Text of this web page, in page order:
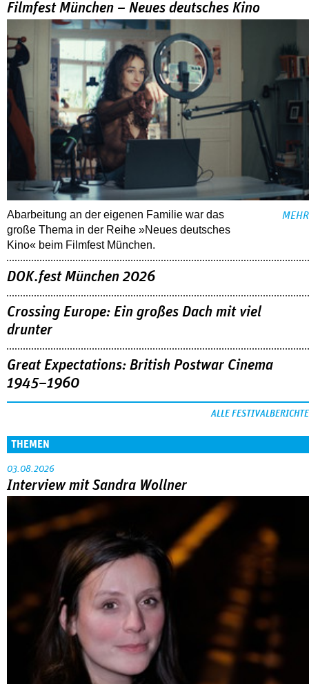
Filmfest München – Neues deutsches Kino
Abarbeitung an der eigenen Familie war das
große Thema in der Reihe »Neues deutsches
Kino« beim Filmfest München.
MEHR
DOK.fest München 2026
Crossing Europe: Ein großes Dach mit viel
drunter
Great Expectations: British Postwar Cinema
1945–1960
ALLE FESTIVALBERICHTE
THEMEN
03.08.2026
Interview mit Sandra Wollner